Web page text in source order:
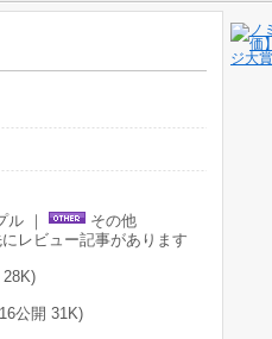
ル ｜
その他
レビュー記事があります
28K)
公開 31K)